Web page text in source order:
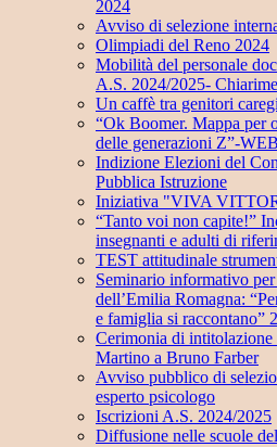
2024
Avviso di selezione
Olimpiadi del Reno 2024
Mobilità del personale
A.S. 2024/2025-
Un caffè tra genitori
“Ok Boomer. Mappa per
delle generazioni Z”-
Indizione Elezioni del
Pubblica Istruzione
Iniziativa "VIVA
“Tanto voi non capite!”
insegnanti e adulti di
TEST attitudinale
Seminario informativo
dell’Emilia Romagna:
e famiglia si raccontano”
Cerimonia di intitolazione
Martino a Bruno Farber
Avviso pubblico di
esperto psicologo
Iscrizioni A.S. 2024/2025
Diffusione nelle scuole